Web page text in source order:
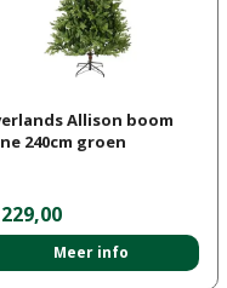
Allison boom
240cm groen
229,00
Meer info